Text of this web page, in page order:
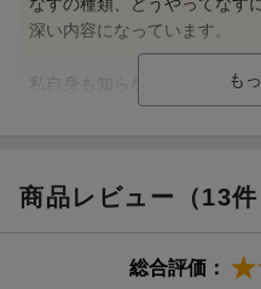
なすの種類、どうやってなす
深い内容になっています。
私自身も知らなかった珍しい
えてくれる様になりました。
東京都 男の子5歳）
商品レビュー（13件
総合評価：